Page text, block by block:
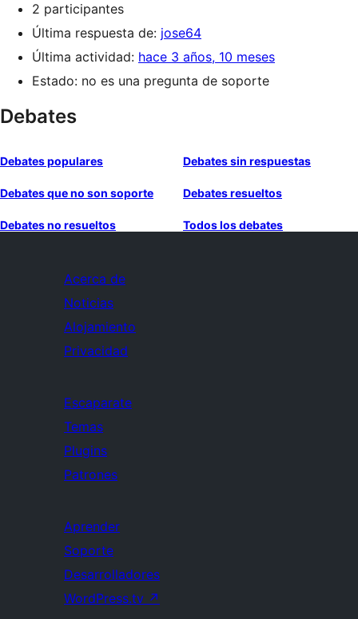
2 participantes
Última respuesta de: jose64
Última actividad: hace 3 años, 10 meses
Estado: no es una pregunta de soporte
Debates
Debates populares Debates sin respuestas
Debates que no son soporte Debates resueltos
Debates no resueltos Todos los debates
Acerca de
Noticias
Alojamiento
Privacidad
Escaparate
Temas
Plugins
Patrones
Aprender
Soporte
Desarrolladores
WordPress.tv ↗